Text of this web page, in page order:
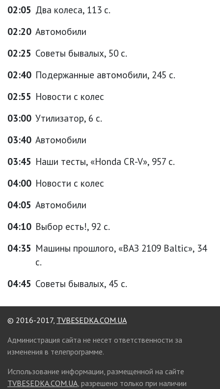
02:05 Два колеса, 113 с.
02:20 Автомобили
02:25 Советы бывалых, 50 с.
02:40 Подержанные автомобили, 245 с.
02:55 Новости с колес
03:00 Утилизатор, 6 с.
03:40 Автомобили
03:45 Наши тесты, «Honda CR-V», 957 с.
04:00 Новости с колес
04:05 Автомобили
04:10 Выбор есть!, 92 с.
04:35 Машины прошлого, «ВАЗ 2109 Baltic», 34
с.
04:45 Советы бывалых, 45 с.
© 2016-2017, TVBESEDKA.COM.UA
Администрация сайта не несет ответственности за
изменения в телепрограмме.
Использование информации, размещенной на сайте
TVBESEDKA.COM.UA, разрешено только при наличии